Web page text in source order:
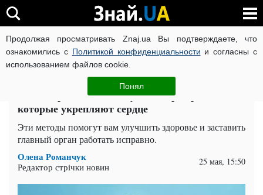
Продолжая просматривать Znaj.ua Вы подтверждаете, что
ознакомились с Политикой конфиденциальности и согласны с
использованием файлов cookie.
Понял
ВОЙНА РОССИИ ПРОТИВ УКРАИНЫ КОРОНАВИРУС В
ЧИТАТИ УКРАЇНСЬКОЮ
Много времени не займут: четыре привычки,
которые укрепляют сердце
Эти методы помогут вам улучшить здоровье и заставить
главный орган работать исправно.
Олена Романчук
Редактор стрічки новин 25 мая, 15:50